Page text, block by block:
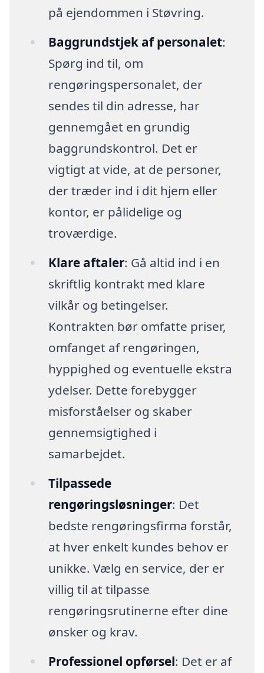
på ejendommen i Støvring.
Baggrundstjek af personalet:
Spørg ind til, om
rengøringspersonalet, der
sendes til din adresse, har
gennemgået en grundig
baggrundskontrol. Det er
vigtigt at vide, at de personer,
der træder ind i dit hjem eller
kontor, er pålidelige og
troværdige.
Klare aftaler: Gå altid ind i en
skriftlig kontrakt med klare
vilkår og betingelser.
Kontrakten bør omfatte priser,
omfanget af rengøringen,
hyppighed og eventuelle ekstra
ydelser. Dette forebygger
misforståelser og skaber
gennemsigtighed i
samarbejdet.
Tilpassede
rengøringsløsninger: Det
bedste rengøringsfirma forstår,
at hver enkelt kundes behov er
unikke. Vælg en service, der er
villig til at tilpasse
rengøringsrutinerne efter dine
ønsker og krav.
Professionel opførsel: Det er af